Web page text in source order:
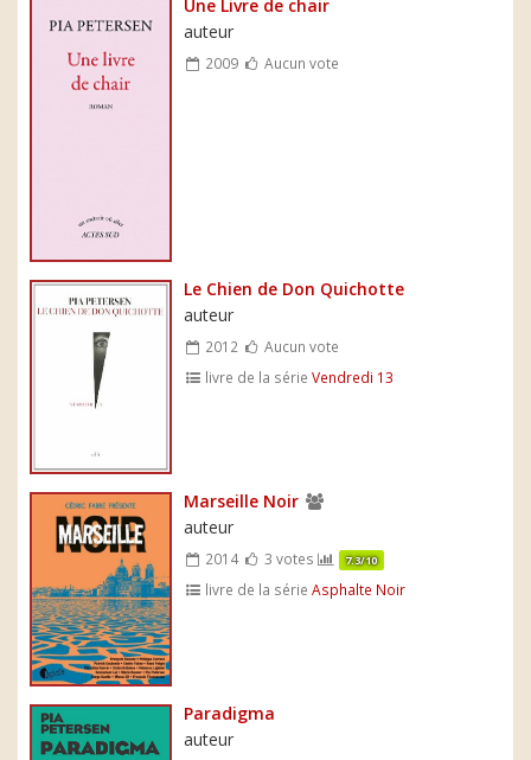
Une Livre de chair
auteur
2009 Aucun vote
Le Chien de Don Quichotte
auteur
2012
Aucun vote
livre de la sérieVendredi 13
Marseille Noir
auteur
2014 3 votes 7.3/10
livre de la sérieAsphalte Noir
Paradigma
auteur